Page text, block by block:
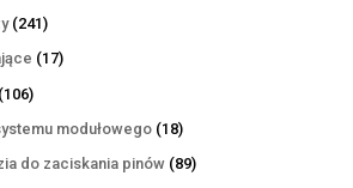
241241
produktów
1717
106106
produktów
modułowego 1818
produktów
do zaciskania pinów 8989